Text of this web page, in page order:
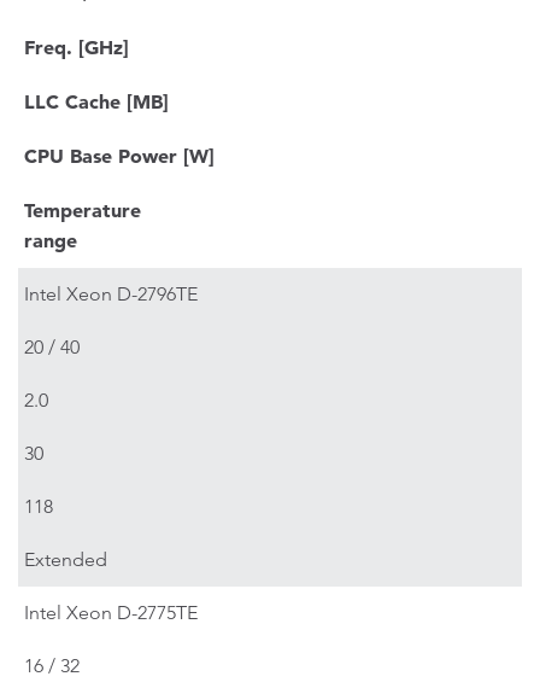
Freq. [GHz]
LLC Cache [MB]
CPU Base Power [W]
Temperature
range
Intel Xeon D-2796TE
20 / 40
2.0
30
118
Extended
Intel Xeon D-2775TE
16 / 32